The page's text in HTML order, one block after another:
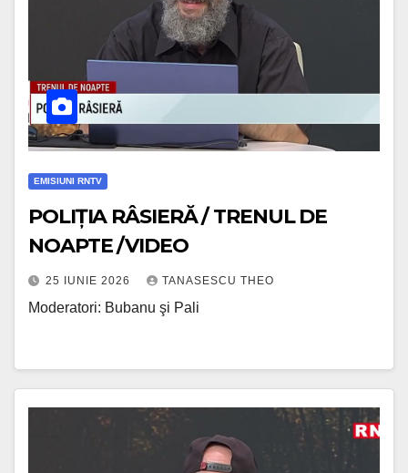
EMISIUNI RNTV
POLIȚIA RÂSIERĂ / TRENUL DE
NOAPTE /VIDEO
25 IUNIE 2026 TANASESCU THEO
Moderatori: Bubanu şi Pali